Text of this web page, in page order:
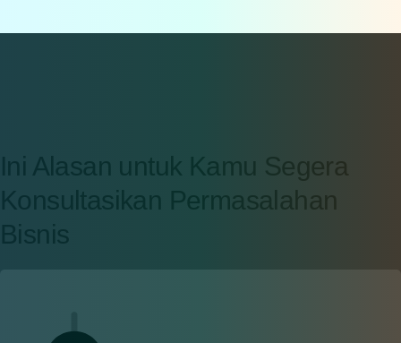
Ini Alasan untuk Kamu Segera
Konsultasikan Permasalahan
Bisnis